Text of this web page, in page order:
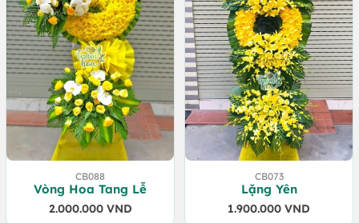
CB088
Vòng Hoa Tang Lễ
2.000.000 VND
CB073
Lặng Yên
1.900.000 VND